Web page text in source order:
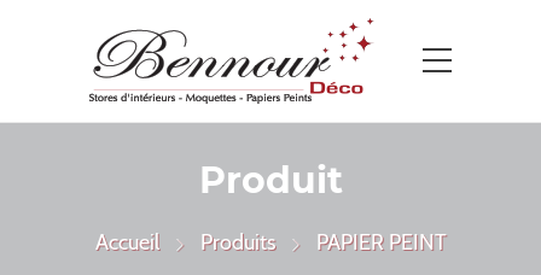
Produit
Accueil Produits
PAPIER PEINT